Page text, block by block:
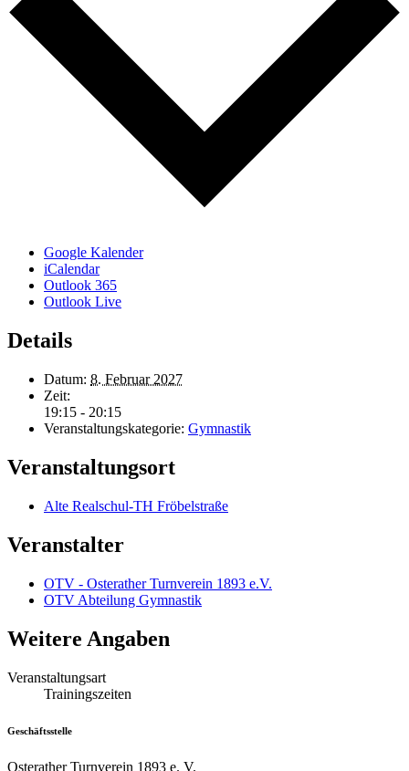
Google Kalender
iCalendar
Outlook 365
Outlook Live
Details
Datum: 8. Februar 2027
Zeit:
19:15 - 20:15
Veranstaltungskategorie: Gymnastik
Veranstaltungsort
Alte Realschul-TH Fröbelstraße
Veranstalter
OTV - Osterather Turnverein 1893 e.V.
OTV Abteilung Gymnastik
Weitere Angaben
Veranstaltungsart
Trainingszeiten
Geschäftsstelle
Osterather Turnverein 1893 e. V.